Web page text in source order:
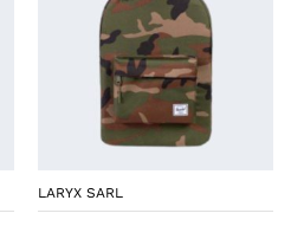
LARYX SARL